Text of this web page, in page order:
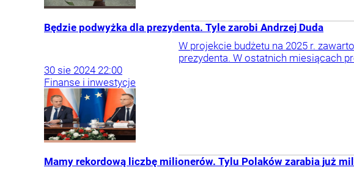
Będzie podwyżka dla prezydenta. Tyle zarobi Andrzej Duda
W projekcie budżetu na 2025 r.
prezydenta. W ostatnich miesiącach
30 sie 2024 22:00
Finanse i inwestycje
Mamy rekordową liczbę milionerów. Tylu Polaków zarabia już